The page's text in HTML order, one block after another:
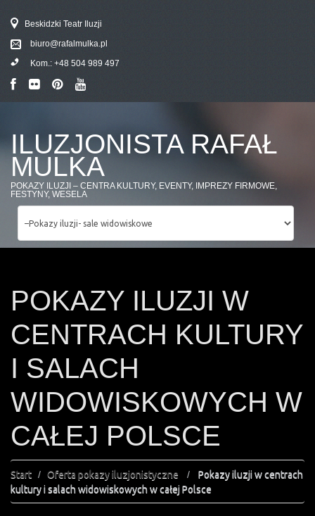
Beskidzki Teatr Iluzji
biuro@rafalmulka.pl
Kom.: +48 504 989 497
ILUZJONISTA RAFAŁ
MULKA
POKAZY ILUZJI – CENTRA KULTURY, EVENTY, IMPREZY FIRMOWE,
FESTYNY, WESELA
POKAZY ILUZJI W
CENTRACH KULTURY
I SALACH
WIDOWISKOWYCH W
CAŁEJ POLSCE
Start Oferta pokazy iluzjonistyczne
Pokazy iluzji w centrach
kultury i salach widowiskowych w całej Polsce